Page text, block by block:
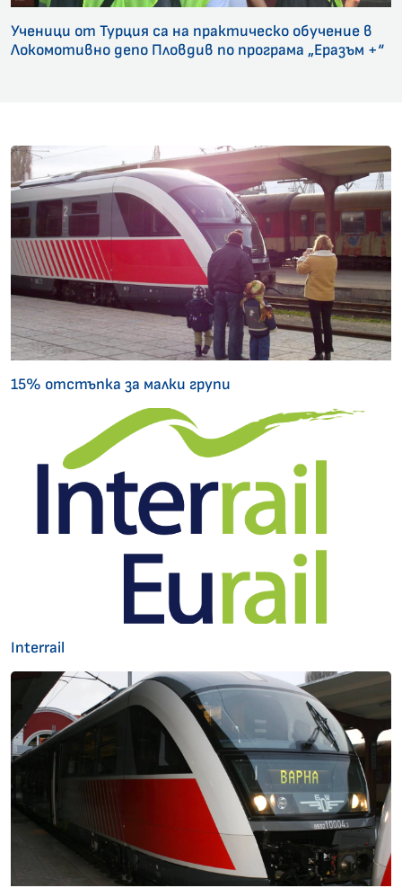
Ученици от Турция са на практическо обучение в
Локомотивно депо Пловдив по програма „Еразъм +“
15% отстъпка за малки групи
Interrail